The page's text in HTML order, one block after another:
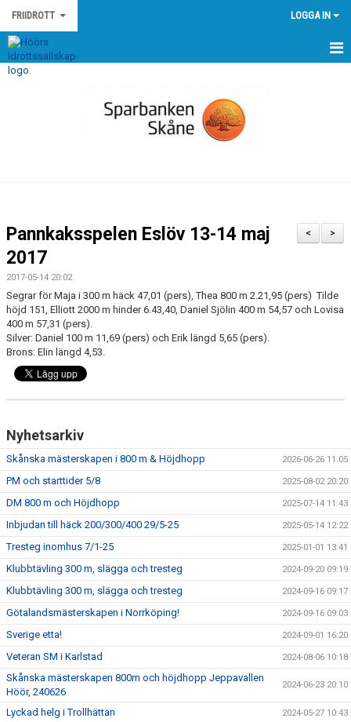
FRIIDROTT LOGGA IN
HEM
BILDGALLERI
DOKUMENT
KONTAKT
EGNA TÄVLINGAR
ATT TÄVLA I FRIIDROTT
>
<
Pannkaksspelen Eslöv 13-14 maj
2017
2017-05-14 20:02
Segrar för Maja i 300 m häck 47,01 (pers), Thea 800 m 2.21,95 (pers) Tilde
höjd 151, Elliott 2000 m hinder 6.43,40, Daniel Sjölin 400 m 54,57 och Lovisa
400 m 57,31 (pers).
Silver: Daniel 100 m 11,69 (pers) och Erik längd 5,65 (pers).
Brons: Elin längd 4,53.
Nyhetsarkiv
Skånska mästerskapen i 800 m & Höjdhopp 2026-06-26 11:05
PM och starttider 5/8 2025-08-02 20:20
DM 800 m och Höjdhopp 2025-07-14 11:43
Inbjudan till häck 200/300/400 29/5-25 2025-05-14 12:22
Tresteg inomhus 7/1-25 2025-01-01 13:41
Klubbtävling 300 m, slägga och tresteg 2024-09-20 09:19
Klubbtävling 300 m, slägga och tresteg 2024-09-16 09:17
Götalandsmästerskapen i Norrköping! 2024-09-16 09:03
Sverige etta! 2024-09-01 16:20
Veteran SM i Karlstad 2024-08-06 10:18
Skånska mästerskapen 800m och höjdhopp Jeppavallen
Höör, 240626
2024-06-23 20:10
Lyckad helg i Trollhättan 2024-05-27 10:43